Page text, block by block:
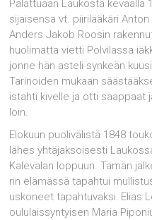
Palattuaan Laukosta keväällä
sijaisensa vt. piirilääkäri
Anders Jakob Roosin
huolimatta vietti Polvilassa
jonne hän asteli synkeän
Tarinoiden mukaan
istahti kivelle ja otti saappaat
loin.
Elokuun puolivälistä 1848
lähes yhtäjaksoisesti
Kalevalan loppuun. Tämän
rin elämässä tapahtui
uskoneet tapahtuvaksi: Elias
oululaissyntyisen Maria